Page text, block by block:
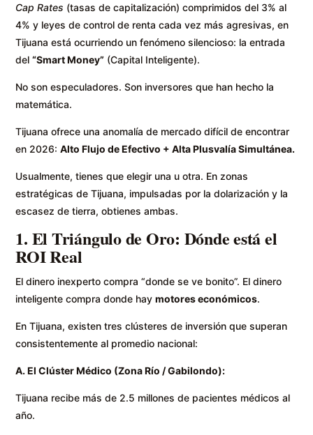
Cap Rates (tasas de capitalización) comprimidos del 3% al
4% y leyes de control de renta cada vez más agresivas, en
Tijuana está ocurriendo un fenómeno silencioso: la entrada
del“Smart Money” (Capital Inteligente).
No son especuladores. Son inversores que han hecho la
matemática.
Tijuana ofrece una anomalía de mercado difícil de encontrar
en 2026:Alto Flujo de Efectivo + Alta Plusvalía Simultánea.
Usualmente, tienes que elegir una u otra. En zonas
estratégicas de Tijuana, impulsadas por la dolarización y la
escasez de tierra, obtienes ambas.
1. El Triángulo de Oro: Dónde está el
ROI Real
El dinero inexperto compra “donde se ve bonito”. El dinero
inteligente compra donde haymotores económicos.
En Tijuana, existen tres clústeres de inversión que superan
consistentemente al promedio nacional:
A. El Clúster Médico (Zona Río / Gabilondo):
Tijuana recibe más de 2.5 millones de pacientes médicos al
año.